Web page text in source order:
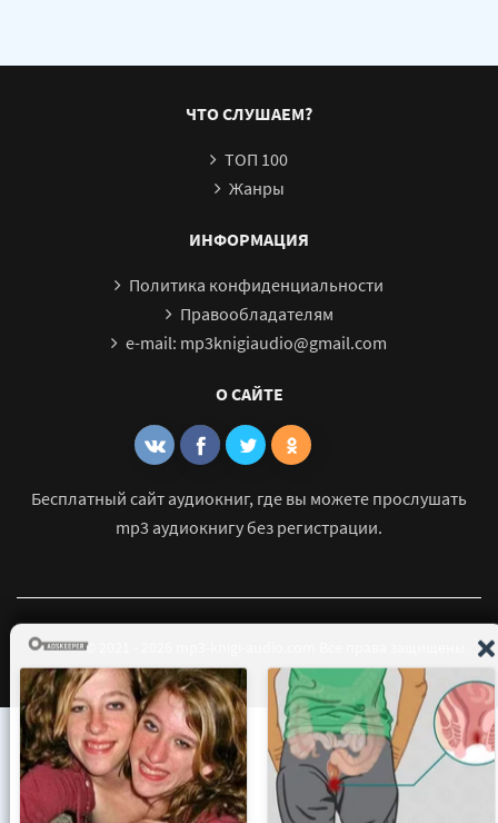
ЧТО СЛУШАЕМ?
ТОП 100
Жанры
ИНФОРМАЦИЯ
Политика конфиденциальности
Правообладателям
e-mail: mp3knigiaudio@gmail.com
О САЙТЕ
Бесплатный сайт аудиокниг, где вы можете прослушать
mp3 аудиокнигу без регистрации.
© 2021 - 2026 mp3-knigi-audio.com Все права защищены